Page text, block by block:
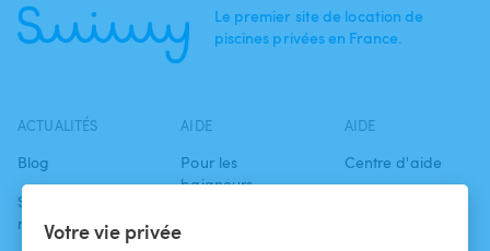
Votre vie privée
Le premier site de location de
piscines privées en France.
ACTUALITÉS
Blog
Swimmy dans les
médias
AIDE
Pour les
baigneurs
AIDE
Centre d'aide